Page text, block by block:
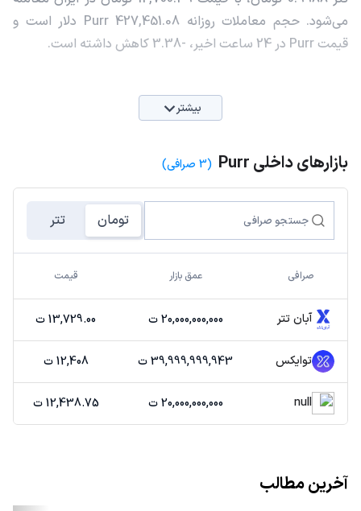
می‌شود. حجم معاملات روزانه Purr 427,451.08 دلار است و
قیمت Purr در 24 ساعت اخیر، -3.38 کاهش داشته است.
بیشتر
بازارهای داخلی Purr (3 صرافی)
تومان تتر
صرافی عمق بازار قیمت
آبان تتر 20,000,000,000 ت 13,729.00 ت
توایکس 39,999,999,943 ت 12,408 ت
null 20,000,000,000 ت 12,438.75 ت
آخرین مطالب